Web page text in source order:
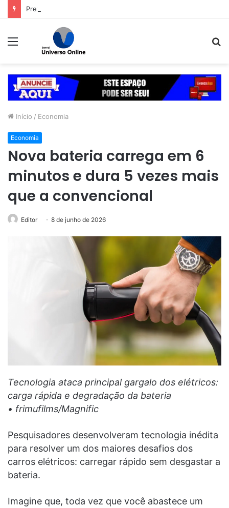
Menu
Início / Economia
Economia
Nova bateria carrega em 6
minutos e dura 5 vezes mais
que a convencional
Editor 8 de junho de 2026
Tecnologia ataca principal gargalo dos elétricos:
carga rápida e degradação da bateria
• frimufilms/Magnific
Pesquisadores desenvolveram tecnologia inédita
para resolver um dos maiores desafios dos
carros elétricos: carregar rápido sem desgastar a
bateria.
Imagine que, toda vez que você abastece um